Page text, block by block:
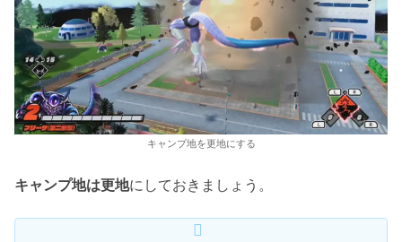
キャンプ地を更地にする
キャンプ地は更地にしておきましょう。